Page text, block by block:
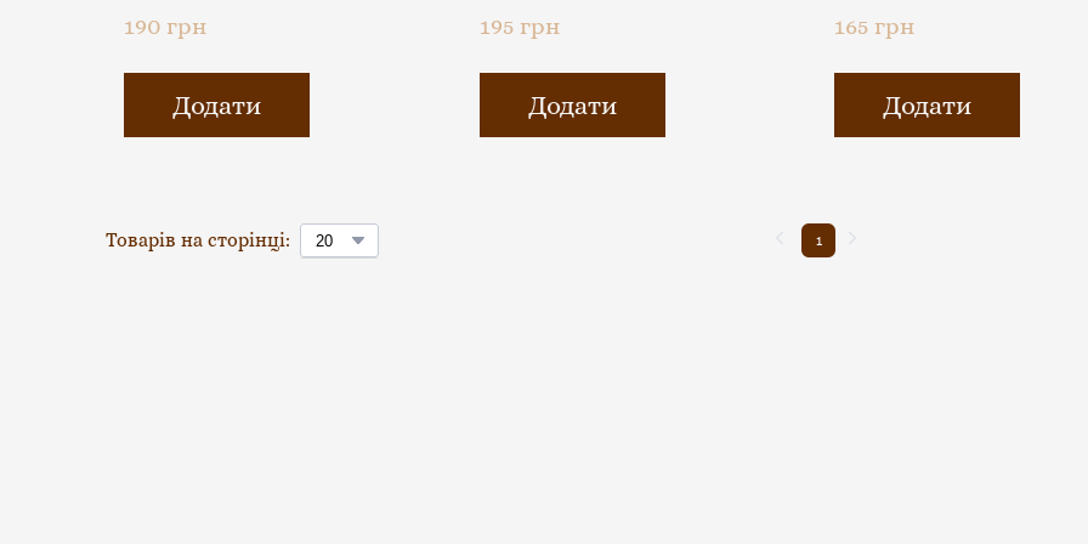
190 грн
Додати
195 грн
Додати
165 грн
Додати
Товарів на сторінці: 1